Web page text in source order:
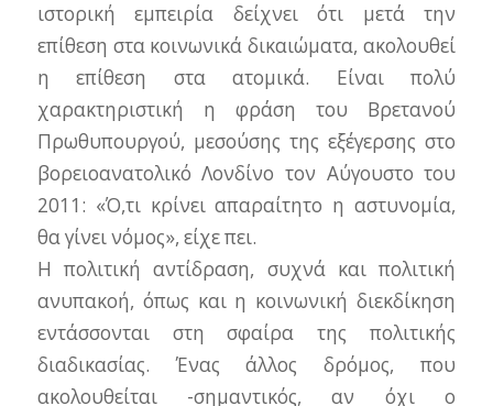
ιστορική εμπειρία δείχνει ότι μετά την
επίθεση στα κοινωνικά δικαιώματα, ακολουθεί
η επίθεση στα ατομικά. Είναι πολύ
χαρακτηριστική η φράση του Βρετανού
Πρωθυπουργού, μεσούσης της εξέγερσης στο
βορειοανατολικό Λονδίνο τον Αύγουστο του
2011: «Ό,τι κρίνει απαραίτητο η αστυνομία,
θα γίνει νόμος», είχε πει.
Η πολιτική αντίδραση, συχνά και πολιτική
ανυπακοή, όπως και η κοινωνική διεκδίκηση
εντάσσονται στη σφαίρα της πολιτικής
διαδικασίας. Ένας άλλος δρόμος, που
ακολουθείται -σημαντικός, αν όχι ο